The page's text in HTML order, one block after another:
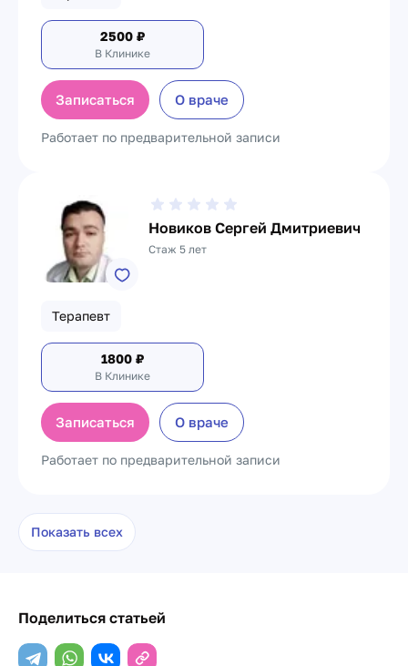
2500 ₽
В Клинике
Записаться О враче
Работает по предварительной записи
Новиков Сергей Дмитриевич
Стаж 5 лет
Терапевт
1800 ₽
В Клинике
Записаться О враче
Работает по предварительной записи
Показать всех
Поделиться статьей